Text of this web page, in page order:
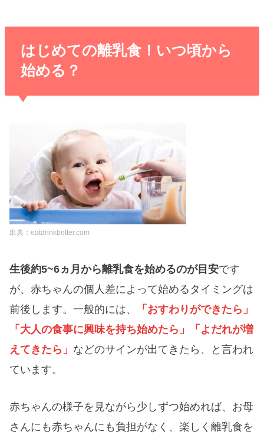
はじめての離乳食！いつ頃から
始める？
出典：eatdrinkbetter.com
生後約5~6ヵ月から離乳食を始めるのが目安です
が、赤ちゃんの個人差によって始めるタイミングは
前後します。一般的には、
「おすわりができたら」
「大人の食事に興味を持ち始めたら」「よだれが増
えてきたら」 などのサインが出てきたら、と言われ
ています。
赤ちゃんの様子を見ながら少しずつ始めれば、お母
さんにも赤ちゃんにも負担がなく、楽しく離乳食を